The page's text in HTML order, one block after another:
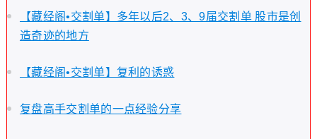
【藏经阁•交割单】多年以后2、3、9届交割单 股市是创
造奇迹的地方
【藏经阁•交割单】复利的诱惑
复盘高手交割单的一点经验分享